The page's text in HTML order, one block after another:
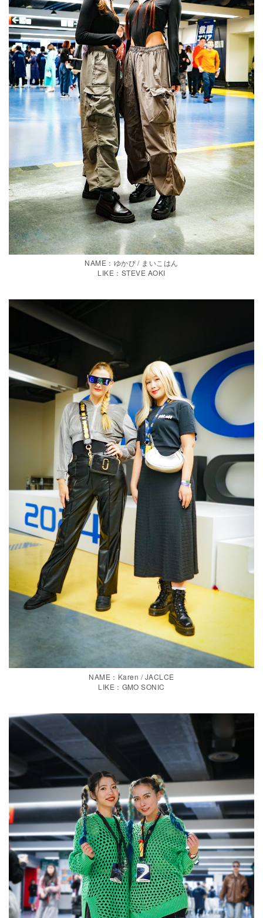
NAME：ゆかぴ / まいこはん
LIKE：STEVE AOKI
NAME：Karen / JACLCE
LIKE：GMO SONIC